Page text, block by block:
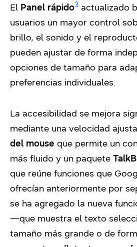
El Panel rápido3 actualizado
usuarios un mayor control
brillo, el sonido y el
pueden ajustar de forma
opciones de tamaño para
preferencias individuales.
La accesibilidad se mejora
mediante una velocidad
del mouse que permite un
más fluido y un paquete
que reúne funciones que
ofrecían anteriormente por
se ha agregado la nueva
—que muestra el texto
tamaño más grande o de